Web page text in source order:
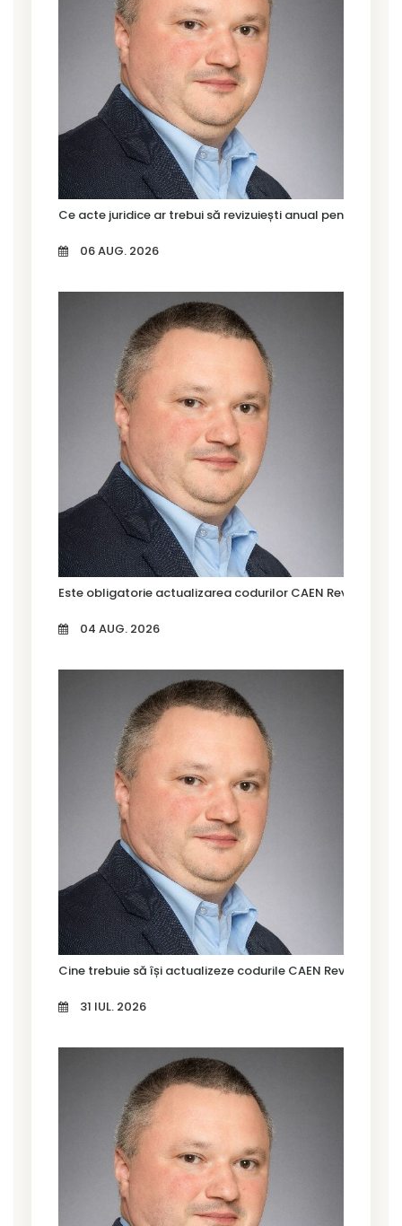
Ce acte juridice ar trebui să revizuiești anual pentru firma
06 AUG. 2026
Este obligatorie actualizarea codurilor CAEN Rev. 3?
04 AUG. 2026
Cine trebuie să își actualizeze codurile CAEN Rev. 3 în
31 IUL. 2026